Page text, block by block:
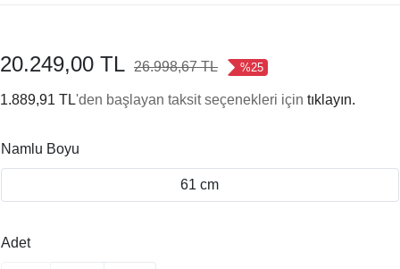
20.249,00 TL 26.998,67 TL %25
1.889,91 TL'den başlayan taksit seçenekleri için tıklayın.
Namlu Boyu
61 cm
Adet